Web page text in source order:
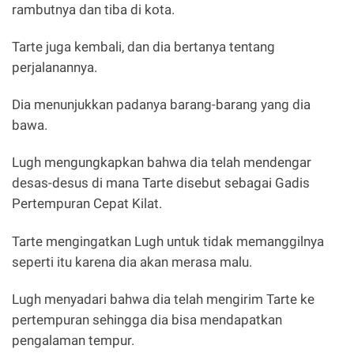
rambutnya dan tiba di kota.
Tarte juga kembali, dan dia bertanya tentang
perjalanannya.
Dia menunjukkan padanya barang-barang yang dia
bawa.
Lugh mengungkapkan bahwa dia telah mendengar
desas-desus di mana Tarte disebut sebagai Gadis
Pertempuran Cepat Kilat.
Tarte mengingatkan Lugh untuk tidak memanggilnya
seperti itu karena dia akan merasa malu.
Lugh menyadari bahwa dia telah mengirim Tarte ke
pertempuran sehingga dia bisa mendapatkan
pengalaman tempur.